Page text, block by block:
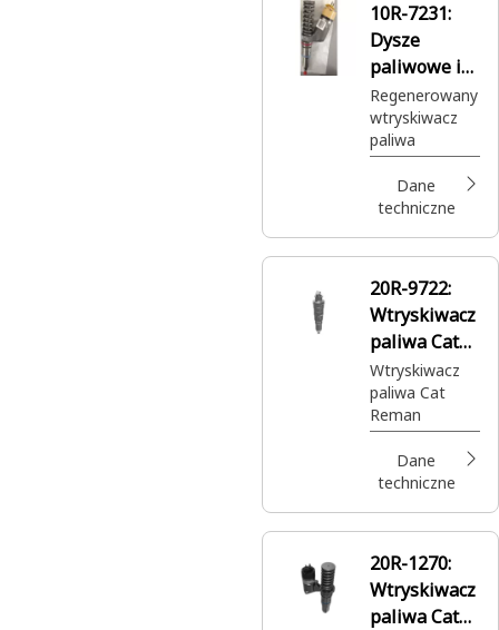
Cat®, aby
wspierać
zarządzanie
paliwem
10R-7231:
Dysze
paliwowe i
wtryskiwacz
e Cat®
Reman
Regenerowany
wtryskiwacz
paliwa
Dane
techniczne
20R-9722:
Wtryskiwacz
paliwa Cat®
Reman
Wtryskiwacz
paliwa Cat
Reman
Dane
techniczne
20R-1270:
Wtryskiwacz
paliwa Cat®